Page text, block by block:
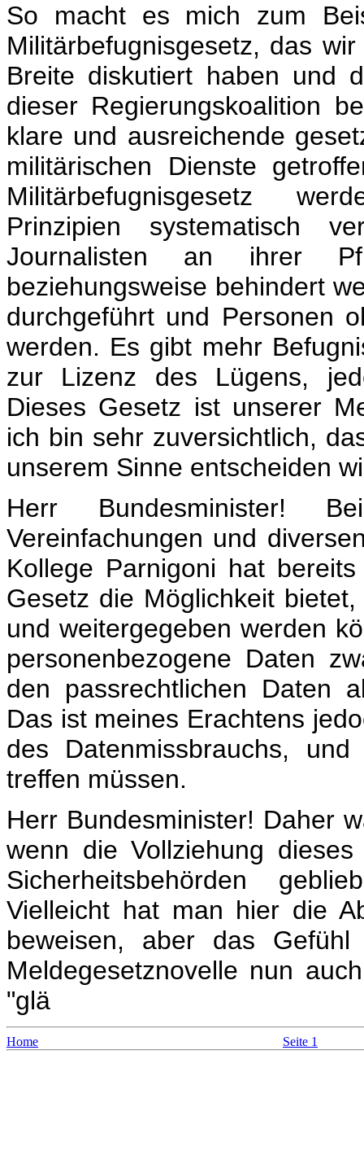
So macht es mich zum
Militärbefugnisgesetz, das
Breite diskutiert haben und
dieser Regierungskoalition
klare und ausreichende
militärischen Dienste
Militärbefugnisgesetz
Prinzipien systematisch
Journalisten an ihrer
beziehungsweise behindert
durchgeführt und Personen
werden. Es gibt mehr
zur Lizenz des Lügens,
Dieses Gesetz ist unserer
ich bin sehr zuversichtlich,
unserem Sinne entscheiden
Herr Bundesminister!
Vereinfachungen und
Kollege Parnigoni hat
Gesetz die Möglichkeit
und weitergegeben werden
personenbezogene Daten
den passrechtlichen Daten
Das ist meines Erachtens
des Datenmissbrauchs,
treffen müssen.
Herr Bundesminister! Daher
wenn die Vollziehung
Sicherheitsbehörden
Vielleicht hat man hier die
beweisen, aber das
Meldegesetznovelle nun
"glä
Home Seite 1